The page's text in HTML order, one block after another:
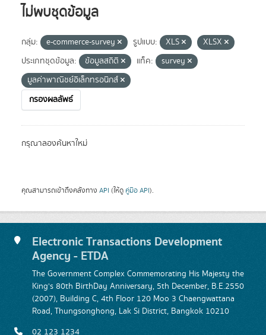
ไม่พบชุดข้อมูล
กลุ่ม: e-commerce-survey รูปแบบ: XLS
XLSX
ประเภทชุดข้อมูล:
ข้อมูลสถิติ แท็ค:
survey
มูลค่าพาณิชย์อิเล็กทรอนิกส์
กรองผลลัพธ์
กรุณาลองค้นหาใหม่
คุณสามารถเข้าถึงคลังทาง API (ให้ดู คู่มือ API).
Electronic Transactions Development
Agency - ETDA
The Government Complex Commemorating His Majesty the
King's 80th BirthDay Anniversary, 5th December, B.E.2550
(2007), Building C, 4th Floor 120 Moo 3 Chaengwattana
Road, Thungsonghong, Lak Si District, Bangkok 10210
02 123 1234